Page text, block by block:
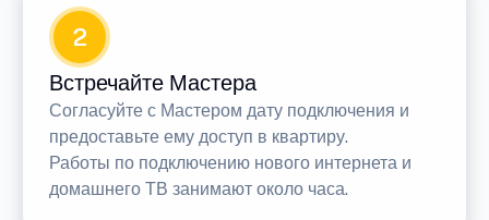
2
Встречайте Мастера
Согласуйте с Мастером дату подключения и
предоставьте ему доступ в квартиру.
Работы по подключению нового интернета и
домашнего ТВ занимают около часа.